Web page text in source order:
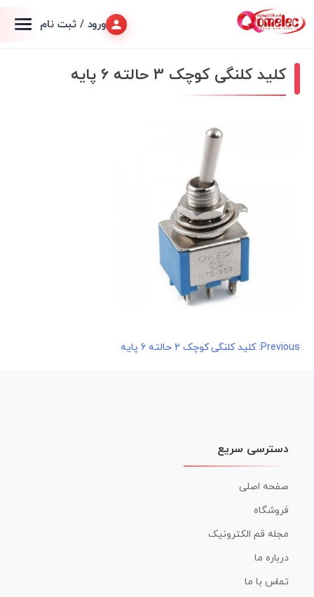
ورود / ثبت نام
کلید کلنگی کوچک 3 حالته 6 پایه
راهبری
Previous: کلید کلنگی کوچک 2 حالته 6 پایه
دسترسی سریع
صفحه اصلی
فروشگاه
مجله قم الکترونیک
درباره ما
تماس با ما